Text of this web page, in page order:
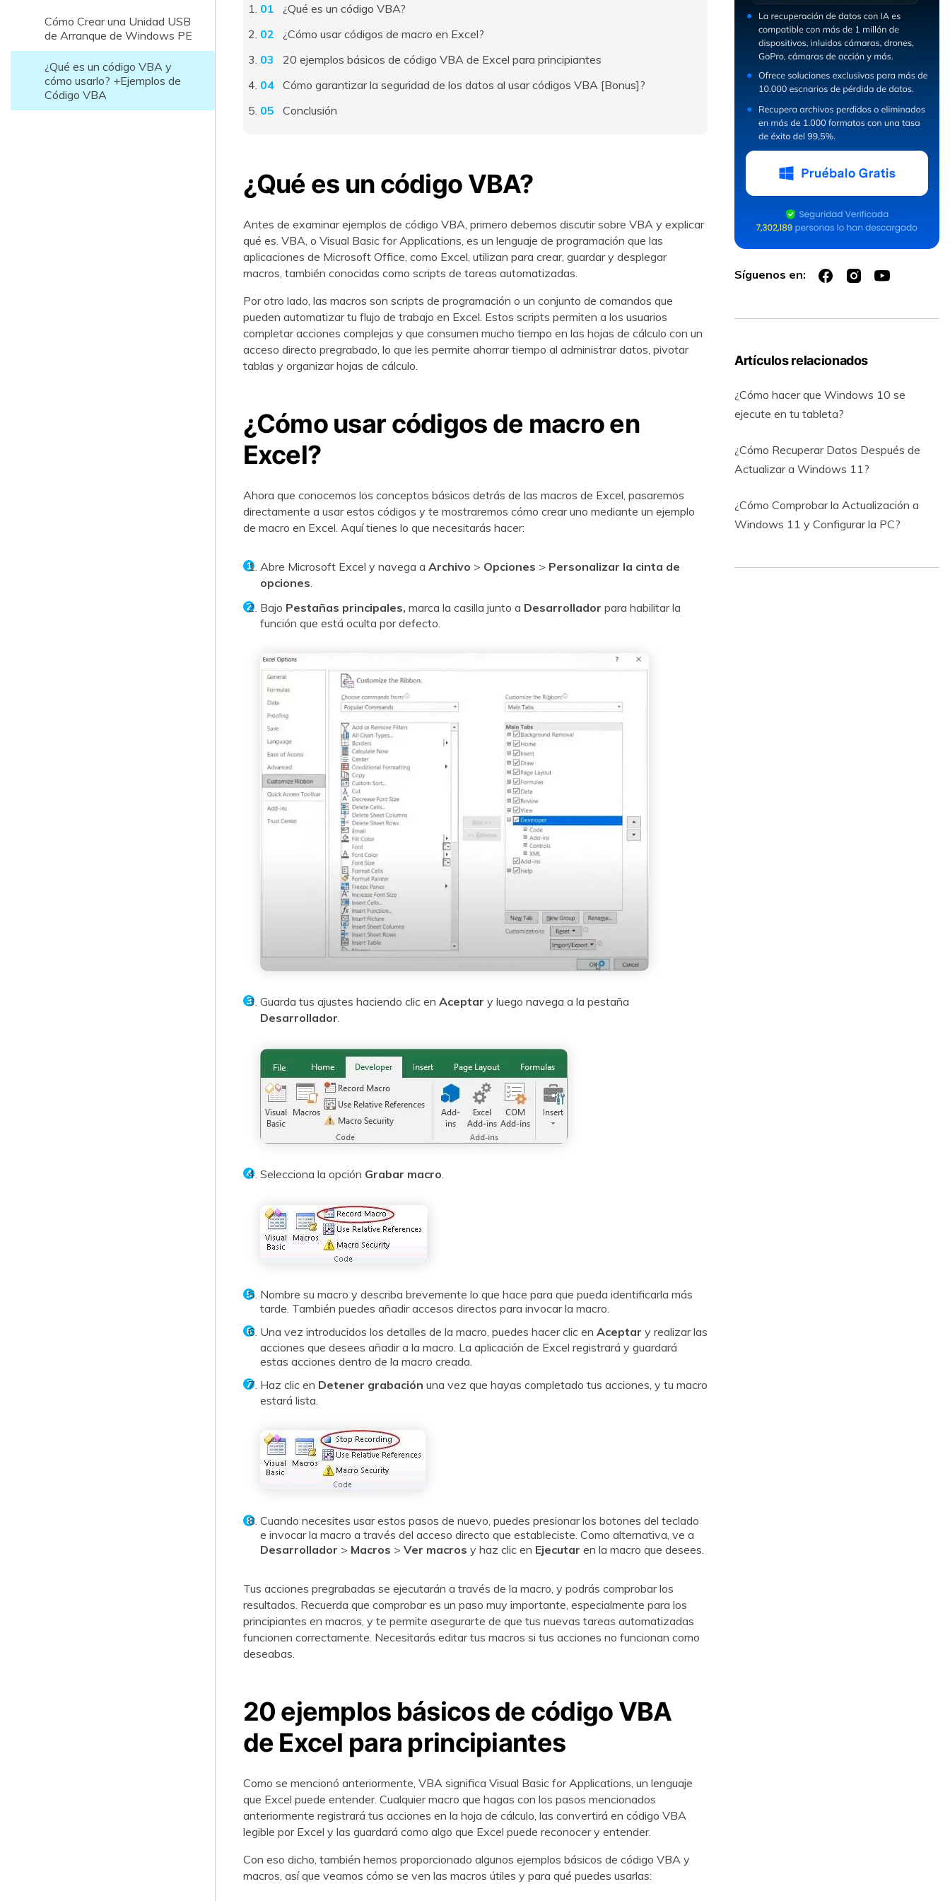
VER TODAS LAS FUNCIONES
Cómo Crear una Unidad USB
de Arranque de Windows PE
¿Qué es un código VBA y
cómo usarlo? +Ejemplos de
Código VBA
¿Qué es un código VBA?
¿Cómo usar códigos de macro en Excel?
20 ejemplos básicos de código VBA de Excel para principiantes
Cómo garantizar la seguridad de los datos al usar códigos VBA [Bonus]?
Conclusión
¿Qué es un código VBA?
Antes de examinar ejemplos de código VBA, primero debemos discutir sobre VBA y explicar
qué es. VBA, o Visual Basic for Applications, es un lenguaje de programación que las
aplicaciones de Microsoft Office, como Excel, utilizan para crear, guardar y desplegar
macros, también conocidas como scripts de tareas automatizadas.
Por otro lado, las macros son scripts de programación o un conjunto de comandos que
pueden automatizar tu flujo de trabajo en Excel. Estos scripts permiten a los usuarios
completar acciones complejas y que consumen mucho tiempo en las hojas de cálculo con un
acceso directo pregrabado, lo que les permite ahorrar tiempo al administrar datos, pivotar
tablas y organizar hojas de cálculo.
¿Cómo usar códigos de macro en
Excel?
Ahora que conocemos los conceptos básicos detrás de las macros de Excel, pasaremos
directamente a usar estos códigos y te mostraremos cómo crear uno mediante un ejemplo
de macro en Excel. Aquí tienes lo que necesitarás hacer:
Abre Microsoft Excel y navega a Archivo > Opciones > Personalizar la cinta de
opciones.
Bajo Pestañas principales, marca la casilla junto a Desarrollador para habilitar la
función que está oculta por defecto.
Guarda tus ajustes haciendo clic en Aceptar y luego navega a la pestaña
Desarrollador.
Selecciona la opción Grabar macro.
Nombre su macro y describa brevemente lo que hace para que pueda identificarla más
tarde. También puedes añadir accesos directos para invocar la macro.
Una vez introducidos los detalles de la macro, puedes hacer clic en Aceptar y realizar las
acciones que desees añadir a la macro. La aplicación de Excel registrará y guardará
estas acciones dentro de la macro creada.
Haz clic en Detener grabación una vez que hayas completado tus acciones, y tu macro
estará lista.
Cuando necesites usar estos pasos de nuevo, puedes presionar los botones del teclado
e invocar la macro a través del acceso directo que estableciste. Como alternativa, ve a
Desarrollador > Macros > Ver macros y haz clic en Ejecutar en la macro que desees.
Tus acciones pregrabadas se ejecutarán a través de la macro, y podrás comprobar los
resultados. Recuerda que comprobar es un paso muy importante, especialmente para los
principiantes en macros, y te permite asegurarte de que tus nuevas tareas automatizadas
funcionen correctamente. Necesitarás editar tus macros si tus acciones no funcionan como
deseabas.
20 ejemplos básicos de código VBA
de Excel para principiantes
Como se mencionó anteriormente, VBA significa Visual Basic for Applications, un lenguaje
que Excel puede entender. Cualquier macro que hagas con los pasos mencionados
anteriormente registrará tus acciones en la hoja de cálculo, las convertirá en código VBA
legible por Excel y las guardará como algo que Excel puede reconocer y entender.
Con eso dicho, también hemos proporcionado algunos ejemplos básicos de código VBA y
macros, así que veamos cómo se ven las macros útiles y para qué puedes usarlas:
Síguenos en:
Artículos relacionados
¿Cómo hacer que Windows 10 se
ejecute en tu tableta?
¿Cómo Recuperar Datos Después de
Actualizar a Windows 11?
¿Cómo Comprobar la Actualización a
Windows 11 y Configurar la PC?